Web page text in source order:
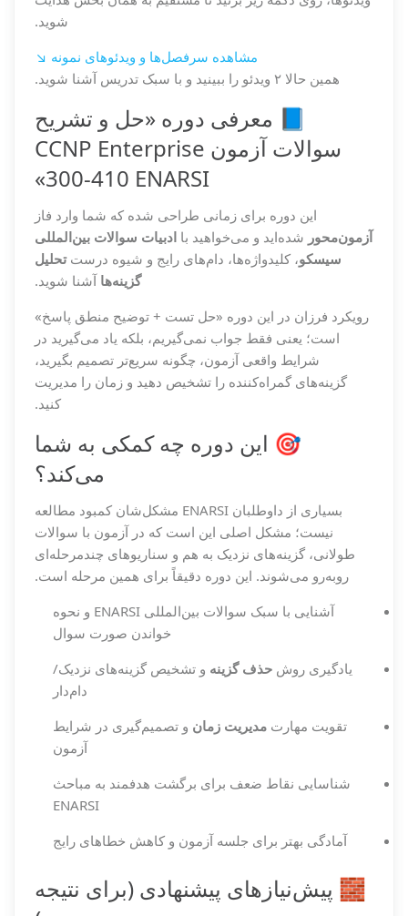
شوید.
مشاهده سرفصل‌ها و ویدئوهای نمونه ↘
همین حالا ۲ ویدئو را ببینید و با سبک تدریس آشنا شوید.
📘 معرفی دوره «حل و تشریح
سوالات آزمون CCNP Enterprise
300-410 ENARSI»
این دوره برای زمانی طراحی شده که شما وارد فاز
آزمون‌محور شده‌اید و می‌خواهید باادبیات سوالات بین‌المللی
سیسکو، کلیدواژه‌ها، دام‌های رایج و شیوه درستتحلیل
گزینه‌ها آشنا شوید.
رویکرد فرزان در این دوره «حل تست + توضیح منطق پاسخ»
است؛ یعنی فقط جواب نمی‌گیریم، بلکه یاد می‌گیرید در
شرایط واقعی آزمون، چگونه سریع‌تر تصمیم بگیرید،
گزینه‌های گمراه‌کننده را تشخیص دهید و زمان را مدیریت
کنید.
🎯 این دوره چه کمکی به شما
می‌کند؟
بسیاری از داوطلبان ENARSI مشکل‌شان کمبود مطالعه
نیست؛ مشکل اصلی این است که در آزمون با سوالات
طولانی، گزینه‌های نزدیک به هم و سناریوهای چندمرحله‌ای
روبه‌رو می‌شوند. این دوره دقیقاً برای همین مرحله است.
آشنایی با سبک سوالات بین‌المللی ENARSI و نحوه
خواندن صورت سوال
یادگیری روشحذف گزینه و تشخیص گزینه‌های نزدیک/
دام‌دار
تقویت مهارتمدیریت زمان و تصمیم‌گیری در شرایط
آزمون
شناسایی نقاط ضعف برای برگشت هدفمند به مباحث
ENARSI
آمادگی بهتر برای جلسه آزمون و کاهش خطاهای رایج
🧱 پیش‌نیازهای پیشنهادی (برای نتیجه